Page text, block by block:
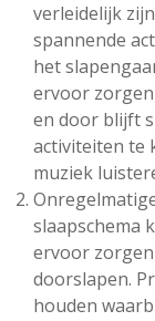
verleidelijk
spannende
het
ervoor
en door blijft
activiteiten te
muziek
slaapschema
ervoor
doorslapen.
houden